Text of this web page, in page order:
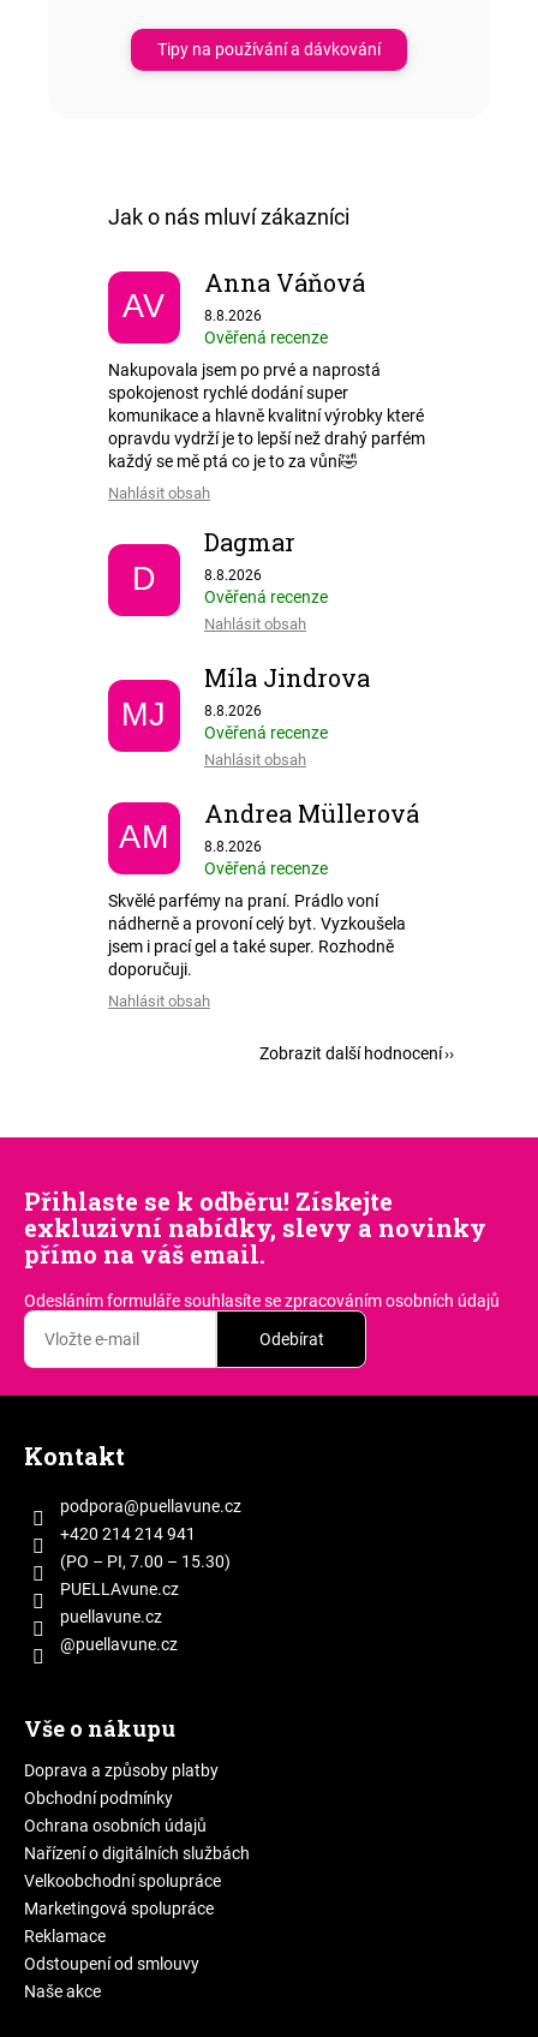
Tipy na používání a dávkování
AV
Anna Váňová
Hodnocení obchodu je 5 z 5 hvězdiček.
8.8.2026
Ověřená recenze
Nakupovala jsem po prvé a naprostá
spokojenost rychlé dodání super
komunikace a hlavně kvalitní výrobky které
opravdu vydrží je to lepší než drahý parfém
každý se mě ptá co je to za vůní🤣
Nahlásit obsah
D
Dagmar
Hodnocení obchodu je 5 z 5 hvězdiček.
8.8.2026
Ověřená recenze
Nahlásit obsah
MJ
Míla Jindrova
Hodnocení obchodu je 5 z 5 hvězdiček.
8.8.2026
Ověřená recenze
Nahlásit obsah
AM
Andrea Müllerová
Hodnocení obchodu je 5 z 5 hvězdiček.
8.8.2026
Ověřená recenze
Skvělé parfémy na praní. Prádlo voní
nádherně a provoní celý byt. Vyzkoušela
jsem i prací gel a také super. Rozhodně
doporučuji.
Nahlásit obsah
Zobrazit další hodnocení
Přihlaste se k odběru! Získejte
exkluzivní nabídky, slevy a novinky
přímo na váš email.
Odesláním formuláře souhlasítese zpracováním osobních údajů
Odebírat
Kontakt
podpora@puellavune.cz
+420 214 214 941
(PO – PI, 7.00 – 15.30)
PUELLAvune.cz
puellavune.cz
@puellavune.cz
Vše o nákupu
Doprava a způsoby platby
Obchodní podmínky
Ochrana osobních údajů
Nařízení o digitálních službách
Velkoobchodní spolupráce
Marketingová spolupráce
Reklamace
Odstoupení od smlouvy
Naše akce